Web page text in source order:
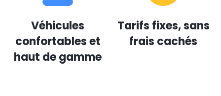
Véhicules
confortables et
haut de gamme
Tarifs fixes, sans
frais cachés